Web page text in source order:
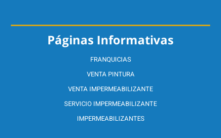
Páginas Informativas
FRANQUICIAS
VENTA PINTURA
VENTA IMPERMEABILIZANTE
SERVICIO IMPERMEABILIZANTE
IMPERMEABILIZANTES